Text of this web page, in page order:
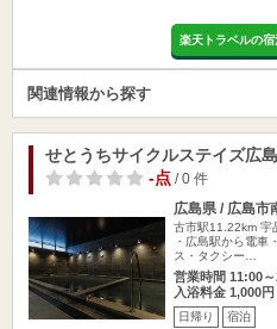
楽天トラベルの
関連情報から探す
せとうちサイクルステイズ広
-点/ 0 件
広島県 / 広島市
古市駅11.22km 宇
・広島駅から電車
ス・タクシー…
営業時間 11:00
入浴料金 1,000円
日帰り 宿泊